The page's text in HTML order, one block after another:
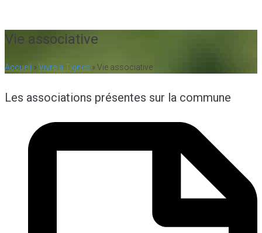
Vie associative
Accueil »Vivre à Tignes »Vie associative
Les associations présentes sur la commune